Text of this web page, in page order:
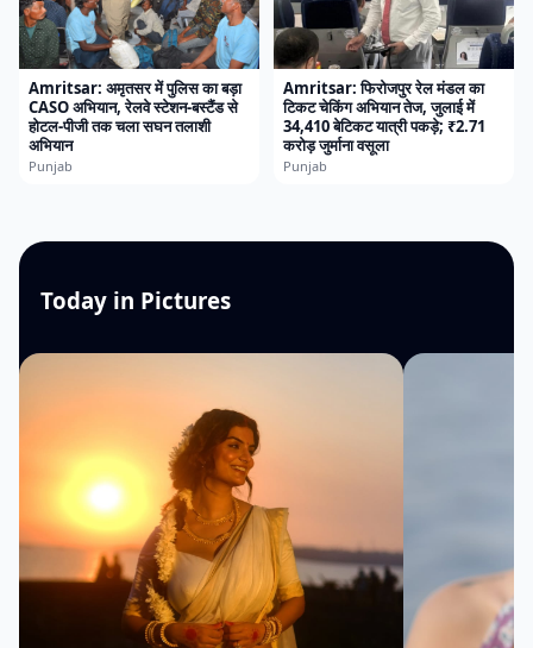
Amritsar: अमृतसर में पुलिस का बड़ा
CASO अभियान, रेलवे स्टेशन-बस्टैंड से
होटल-पीजी तक चला सघन तलाशी
अभियान
Punjab
Amritsar: फिरोजपुर रेल मंडल का
टिकट चेकिंग अभियान तेज, जुलाई में
34,410 बेटिकट यात्री पकड़े; ₹2.71
करोड़ जुर्माना वसूला
Punjab
Today in Pictures